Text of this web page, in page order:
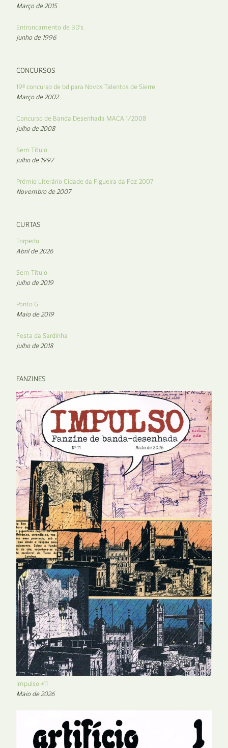
Março de 2015
Entroncamento de BD’s
Junho de 1996
CONCURSOS
19º concurso de bd para Novos Talentos de Sierre
Março de 2002
Concurso de Banda Desenhada MACA 1/2008
Julho de 2008
Sem Título
Julho de 1997
Prémio Literário Cidade da Figueira da Foz 2007
Novembro de 2007
CURTAS
Torpedo
Abril de 2026
Sem Título
Julho de 2019
Ponto G
Maio de 2019
Festa da Sardinha
Julho de 2018
FANZINES
Impulso #11
Maio de 2026